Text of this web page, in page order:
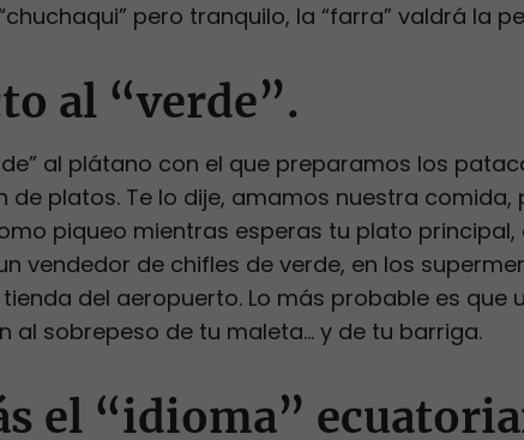
pero tranquilo, la “farra” valdrá la
al “verde”.
al plátano con el que preparamos los
de platos. Te lo dije, amamos nuestra comida,
piqueo mientras esperas tu plato
vendedor de chifles de verde, en los
del aeropuerto. Lo más probable es que
al sobrepeso de tu maleta… y de tu barriga.
el “idioma”